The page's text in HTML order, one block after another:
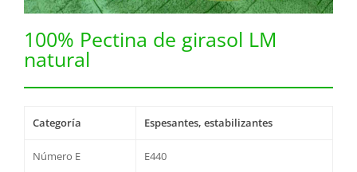
100% Pectina de girasol LM
natural
Categoría Espesantes, estabilizantes
Número E E440